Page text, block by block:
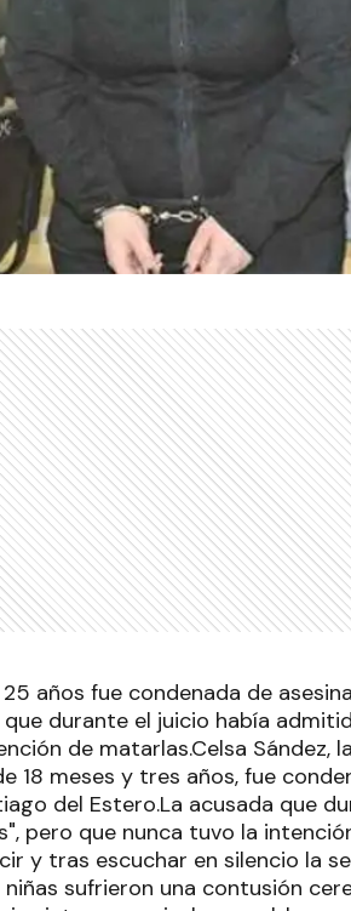
años fue condenada de
que durante el juicio había
de matarlas.Celsa Sández,
18 meses y tres años, fue
del Estero.La acusada que
pero que nunca tuvo la
y tras escuchar en silencio la
sufrieron una contusión